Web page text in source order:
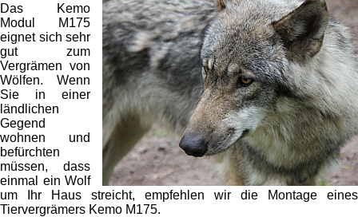
Das Kemo
Modul
M175
eignet sich sehr
gut zum
Vergrämen von
Wölfen. Wenn
Sie in einer
ländlichen
Gegend
wohnen und
befürchten
müssen, dass
einmal ein Wolf
um Ihr Haus streicht, empfehlen wir die Montage eines
Tiervergrämers Kemo M175.